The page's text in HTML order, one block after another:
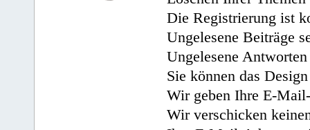
Die Registrierung ist
Ungelesene Beiträge
Ungelesene
Sie können das
Wir geben Ihre E-
Wir verschicken